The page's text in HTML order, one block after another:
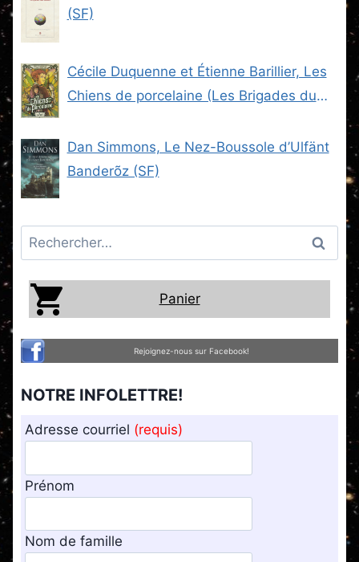
(SF)
Cécile Duquenne et Étienne Barillier, Les
Chiens de porcelaine (Les Brigades du
Dan Simmons, Le Nez-Boussole d’Ulfänt
Banderõz (SF)
Rechercher :
Panier
Rejoignez-nous sur Facebook!
NOTRE INFOLETTRE!
Adresse courriel (requis)
Prénom
Nom de famille